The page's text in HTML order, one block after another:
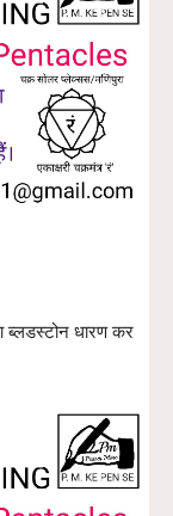
ब्लडस्टोन धारण कर